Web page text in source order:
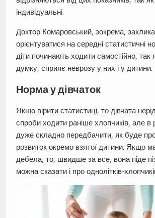
індивідуальні.
Доктор Комаровський, зокрема,
орієнтуватися на середні статистичні
діти починають ходити самостійно, так
думку, сприяє неврозу у них і у дитини.
Норма у дівчаток
Якщо вірити статистиці, то дівчата
спроби ходити раніше хлопчиків, але в
дуже складно передбачити, як буде
розвиток окремо взятої дитини. Якщо
дебела, то, швидше за все, вона піде
можна сказати і про однолітків-